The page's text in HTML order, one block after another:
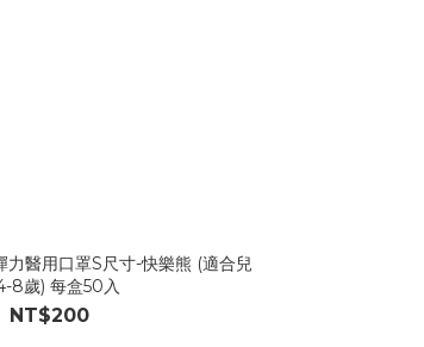
力醫用口罩S尺寸-快樂熊 (適合兒
8歲) 每盒50入
NT$200